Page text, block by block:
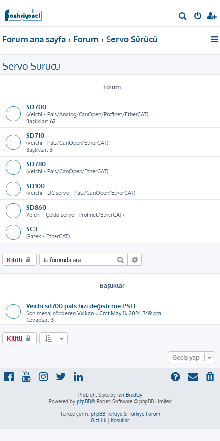
r
Forum ana sayfa Forum Servo Sürücü
Servo Sürücü
Forum
SD700
(Veichi - Pals/Analog/CanOpen/Profinet/EtherCAT)
Başlıklar: 62
SD710
(Veichi - Pals/CanOpen/EtherCAT)
Başlıklar: 3
SD780
(Veichi - Pals/CanOpen/EtherCAT)
SD100
(Veichi - DC servo - Pals/CanOpen/EtherCAT)
SD860
Veichi - Çoklu servo - Profinet/EtherCAT)
SC3
(Fatek - EtherCAT)
Kilitli Ara
Başlıklar
Veichi sd700 pals hızı değiştirme PSEL
Son mesaj gönderen Volkan « Cmt May 11, 2024 7:19 pm
Cevaplar: 3
Kilitli
Geçiş yap
ProLight Style by Ian Bradley
Powered by phpBB® Forum Software © phpBB Limited
Türkçe çeviri: phpBB Türkiye& Türkiye Forum
Gizlilik | Koşullar